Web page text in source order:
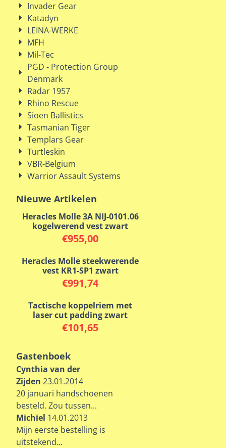
Invader Gear
Katadyn
LEINA-WERKE
MFH
Mil-Tec
PGD - Protection Group
Denmark
Radar 1957
Rhino Rescue
Sioen Ballistics
Tasmanian Tiger
Templars Gear
Turtleskin
VBR-Belgium
Warrior Assault Systems
Nieuwe Artikelen
Heracles Molle 3A NIJ-0101.06
kogelwerend vest zwart
€955,00
Heracles Molle steekwerende
vest KR1-SP1 zwart
€991,74
Tactische koppelriem met
laser cut padding zwart
€101,65
Gastenboek
Cynthia van der
Zijden 23.01.2014
20 januari handschoenen
besteld. Zou tussen...
Michiel 14.01.2013
Mijn eerste bestelling is
uitstekend...